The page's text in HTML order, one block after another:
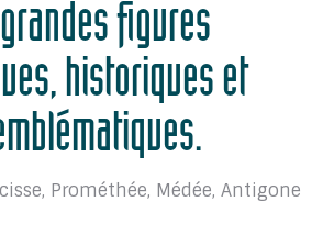
figures
historiques et
Prométhée, Médée, Antigone